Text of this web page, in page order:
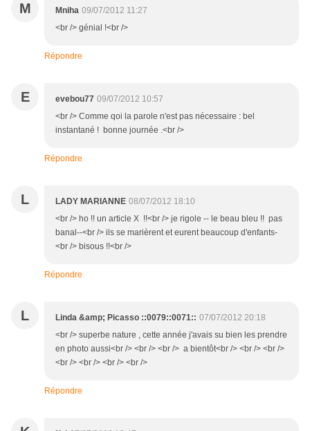
M Mniha 09/07/2012 11:27
<br /> génial !<br />
Répondre
E evebou77 09/07/2012 10:57
<br /> Comme qoi la parole n'est pas nécessaire : bel
instantané ! bonne journée .<br />
Répondre
L LADY MARIANNE 08/07/2012 18:10
<br /> ho !! un article X !!<br /> je rigole -- le beau bleu !! pas
banal--<br /> ils se marièrent et eurent beaucoup d'enfants-
<br /> bisous !!<br />
Répondre
L Linda &amp; Picasso ::0079::0071:: 07/07/2012 20:18
<br /> superbe nature , cette année j'avais su bien les prendre
en photo aussi<br /> <br /> <br /> a bientôt<br /> <br /> <br />
<br /> <br /> <br /> <br />
Répondre